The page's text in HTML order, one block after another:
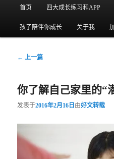
跳至主内容区域
跳至副内容区域
首页 四大成长练习和APP
孩子陪伴你成长 关于我
文章导航
← 上一篇
你了解自己家里的“
发表于2016年2月16日 由好文转载